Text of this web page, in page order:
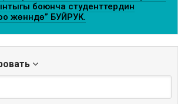
боюнча студенттердин
жөнүндө” БУЙРУК.